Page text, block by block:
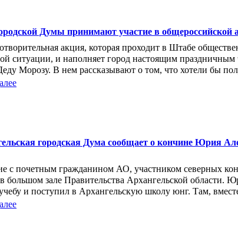
Думы принимают участие в общероссийской
акция, которая проходит в Штабе
ситуации, и наполняет город настоящим
Морозу. В нем рассказывают о том, что хотели бы
городская Дума сообщает о кончине Юрия
с почетным гражданином АО, участником северных
большом зале Правительства Архангельской области.
и поступил в Архангельскую школу юнг. Там,